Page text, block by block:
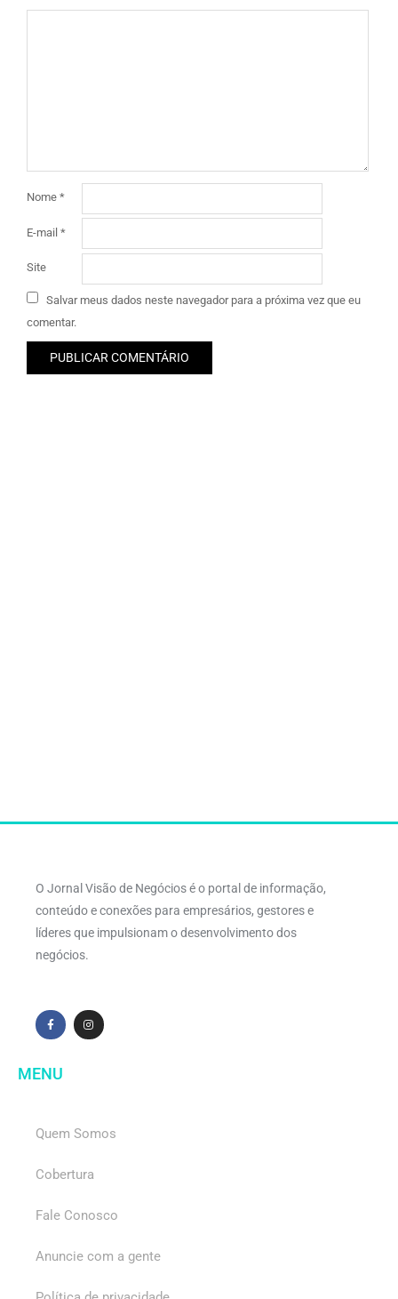
Nome *
E-mail *
Site
Salvar meus dados neste navegador para a próxima vez que eu
comentar.
O Jornal Visão de Negócios é o portal de informação,
conteúdo e conexões para empresários, gestores e
líderes que impulsionam o desenvolvimento dos
negócios.
MENU
Quem Somos
Cobertura
Fale Conosco
Anuncie com a gente